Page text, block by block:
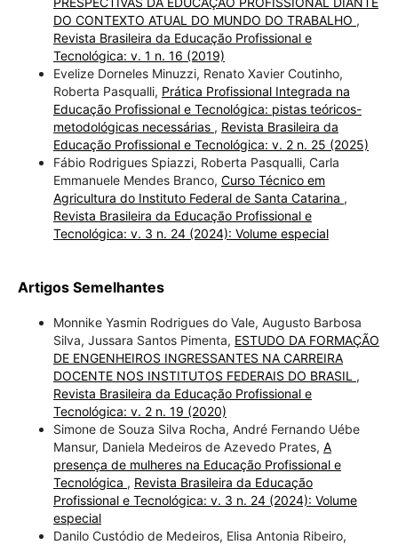
DO CONTEXTO ATUAL DO MUNDO DO TRABALHO ,
Revista Brasileira da Educação Profissional e
Tecnológica: v. 1 n. 16 (2019)
Evelize Dorneles Minuzzi, Renato Xavier Coutinho,
Roberta Pasqualli, Prática Profissional Integrada na
Educação Profissional e Tecnológica: pistas teóricos-
metodológicas necessárias , Revista Brasileira da
Educação Profissional e Tecnológica: v. 2 n. 25 (2025)
Fábio Rodrigues Spiazzi, Roberta Pasqualli, Carla
Emmanuele Mendes Branco, Curso Técnico em
Agricultura do Instituto Federal de Santa Catarina ,
Revista Brasileira da Educação Profissional e
Tecnológica: v. 3 n. 24 (2024): Volume especial
Artigos Semelhantes
Monnike Yasmin Rodrigues do Vale, Augusto Barbosa
Silva, Jussara Santos Pimenta, ESTUDO DA FORMAÇÃO
DE ENGENHEIROS INGRESSANTES NA CARREIRA
DOCENTE NOS INSTITUTOS FEDERAIS DO BRASIL ,
Revista Brasileira da Educação Profissional e
Tecnológica: v. 2 n. 19 (2020)
Simone de Souza Silva Rocha, André Fernando Uébe
Mansur, Daniela Medeiros de Azevedo Prates, A
presença de mulheres na Educação Profissional e
Tecnológica , Revista Brasileira da Educação
Profissional e Tecnológica: v. 3 n. 24 (2024): Volume
especial
Danilo Custódio de Medeiros, Elisa Antonia Ribeiro,